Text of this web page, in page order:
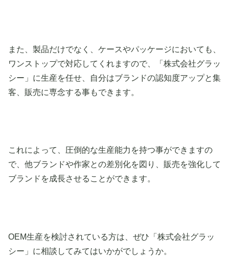
また、製品だけでなく、ケースやパッケージにおいても、
ワンストップで対応してくれますので、「株式会社グラッ
シー」に生産を任せ、自分はブランドの認知度アップと集
客、販売に専念する事もできます。
これによって、圧倒的な生産能力を持つ事ができますの
で、他ブランドや作家との差別化を図り、販売を強化して
ブランドを成長させることができます。
OEM生産を検討されている方は、ぜひ「株式会社グラッ
シー」に相談してみてはいかがでしょうか。